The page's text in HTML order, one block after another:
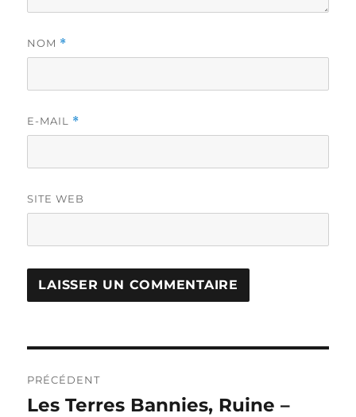
NOM *
E-MAIL *
SITE WEB
de
PRÉCÉDENT
Publication
Les Terres Bannies, Ruine –